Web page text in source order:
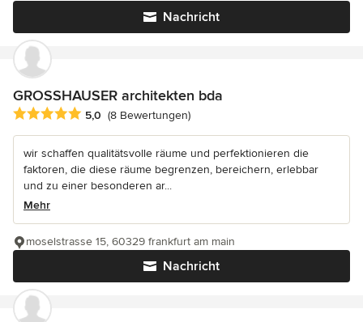
Nachricht
GROSSHAUSER architekten bda
Durchschnittliche Bewertung: 5 von 5 Sternen
5,0 (8 Bewertungen)
wir schaffen qualitätsvolle räume und perfektionieren die
faktoren, die diese räume begrenzen, bereichern, erlebbar
und zu einer besonderen ar...
Mehr
Nachricht
moselstrasse 15, 60329 frankfurt am main